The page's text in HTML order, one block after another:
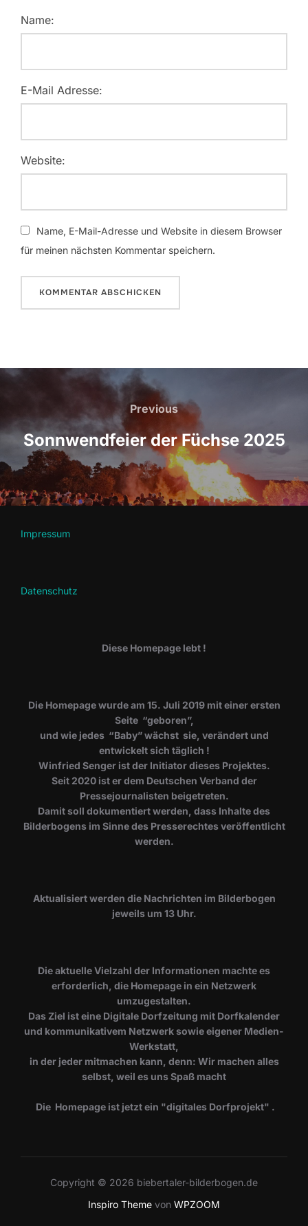
Name:
E-Mail Adresse:
Website:
Name, E-Mail-Adresse und Website in diesem Browser
für meinen nächsten Kommentar speichern.
Beitragsnavigation
Previous
Previous
Sonnwendfeier der Füchse 2025
Impressum
Datenschutz
Diese Homepage lebt !
Die Homepage wurde am 15. Juli 2019 mit einer ersten
Seite “geboren”,
und wie jedes “Baby” wächst sie, verändert und
entwickelt sich täglich !
Winfried Senger ist der Initiator dieses Projektes.
Seit 2020 ist er dem Deutschen Verband der
Pressejournalisten beigetreten.
Damit soll dokumentiert werden, dass Inhalte des
Bilderbogens im Sinne des Presserechtes veröffentlicht
werden.
​Aktualisiert werden die Nachrichten im Bilderbogen
jeweils um 13 Uhr.
Die aktuelle Vielzahl der Informationen machte es
erforderlich, die Homepage in ein Netzwerk
umzugestalten.
Das Ziel ist eine Digitale Dorfzeitung mit Dorfkalender
und kommunikativem Netzwerk sowie eigener Medien-
Werkstatt,
in der jeder mitmachen kann, denn: Wir machen alles
selbst, weil es uns Spaß macht
Die Homepage ist jetzt ein "digitales Dorfprojekt" .
Copyright © 2026 biebertaler-bilderbogen.de
Inspiro Theme von WPZOOM